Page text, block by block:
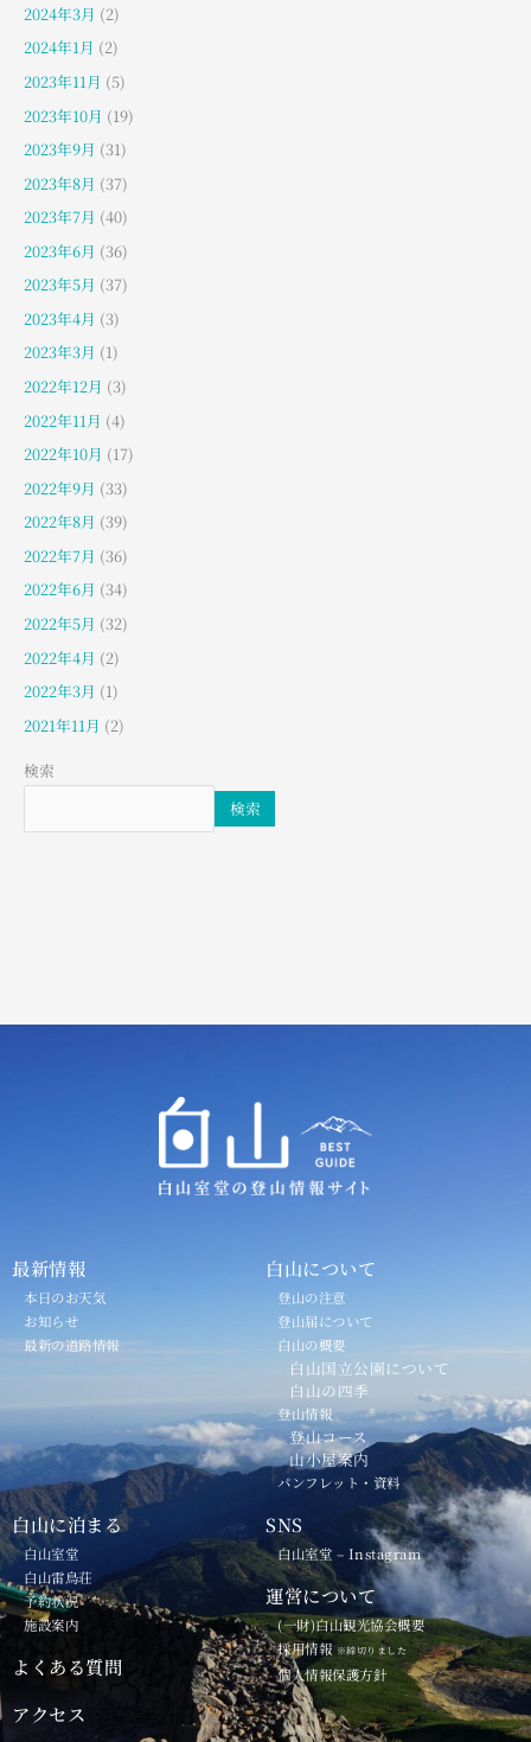
2024年3月 (2)
2024年1月 (2)
2023年11月 (5)
2023年10月 (19)
2023年9月 (31)
2023年8月 (37)
2023年7月 (40)
2023年6月 (36)
2023年5月 (37)
2023年4月 (3)
2023年3月 (1)
2022年12月 (3)
2022年11月 (4)
2022年10月 (17)
2022年9月 (33)
2022年8月 (39)
2022年7月 (36)
2022年6月 (34)
2022年5月 (32)
2022年4月 (2)
2022年3月 (1)
2021年11月 (2)
検索
検索
最新情報
本日のお天気
お知らせ
最新の道路情報
白山について
登山の注意
登山届について
白山の概要
白山国立公園について
白山の四季
登山情報
登山コース
山小屋案内
パンフレット・資料
白山に泊まる
白山室堂
白山雷鳥荘
予約状況
施設案内
よくある質問
アクセス
SNS
白山室堂 – Instagram
運営について
(一財)白山観光協会概要
採用情報 ※締切りました
個人情報保護方針